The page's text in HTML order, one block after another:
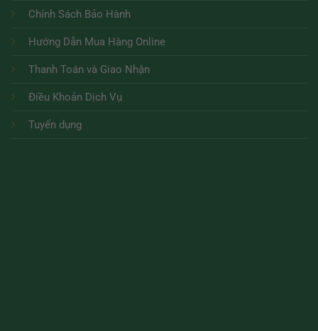
Chính Sách Bảo Hành
Hướng Dẫn Mua Hàng Online
Thanh Toán và Giao Nhận
Điều Khoản Dịch Vụ
Tuyển dụng